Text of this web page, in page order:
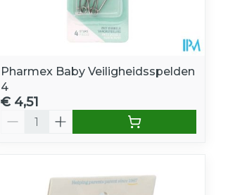
Pharmex Baby Veiligheidsspelden
4
€ 4,51
Aantal